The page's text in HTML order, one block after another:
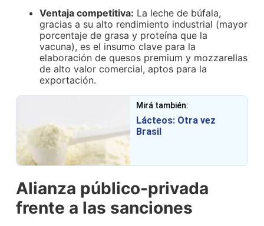
Ventaja competitiva: La leche de búfala,
gracias a su alto rendimiento industrial (mayor
porcentaje de grasa y proteína que la
vacuna), es el insumo clave para la
elaboración de quesos premium y mozzarellas
de alto valor comercial, aptos para la
exportación.
Mirá también:
Lácteos: Otra vez
Brasil
Alianza público-privada
frente a las sanciones